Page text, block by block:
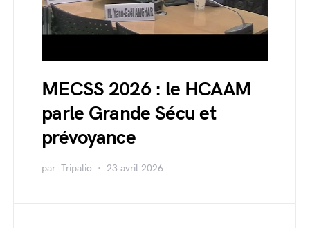
MECSS 2026 : le HCAAM
parle Grande Sécu et
prévoyance
par Tripalio 23 avril 2026